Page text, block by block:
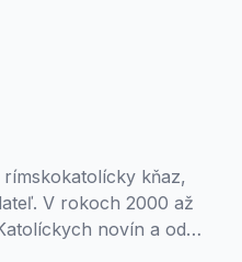
rímskokatolícky kňaz,
V rokoch 2000 až
novín a od